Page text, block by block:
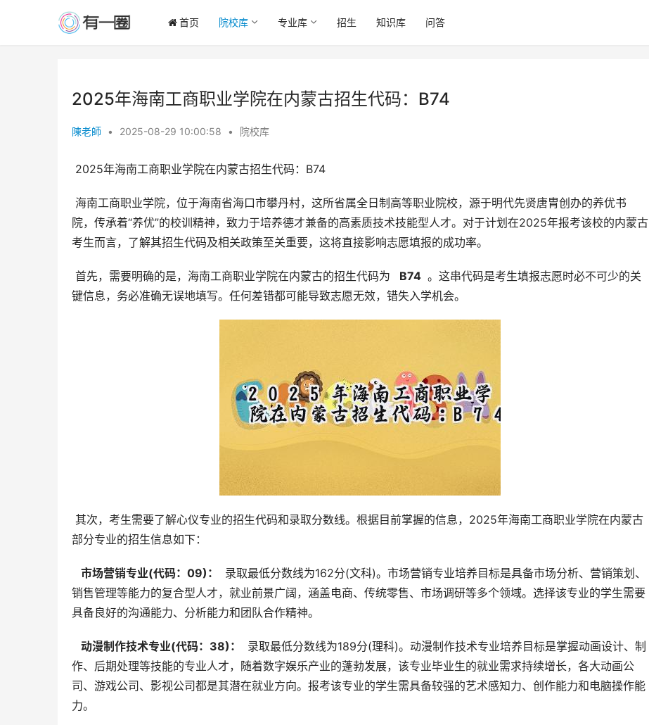
首页 院校库 专业库 招生 知识库 问答
2025年海南工商职业学院在内蒙古招生代码：B74
陳老師 • 2025-08-29 10:00:58 • 院校库
2025年海南工商职业学院在内蒙古招生代码：B74
院，传承着“养优”的校训精神，致力于培养德才兼备的高素质技术技能型人才。对于计划在2025年报考该校的内蒙古
考生而言，了解其招生代码及相关政策至关重要，这将直接影响志愿填报的成功率。
首先，需要明确的是，海南工商职业学院在内蒙古的招生代码为
  B74
。这串代码是考生填报志愿时必不可少的关
键信息，务必准确无误地填写。任何差错都可能导致志愿无效，错失入学机会。
部分专业的招生信息如下：
  市场营销专业(代码：09)：
录取最低分数线为162分(文科)。市场营销专业培养目标是具备市场分析、营销策划、
销售管理等能力的复合型人才，就业前景广阔，涵盖电商、传统零售、市场调研等多个领域。选择该专业的学生需要
具备良好的沟通能力、分析能力和团队合作精神。
  动漫制作技术专业(代码：38)：
录取最低分数线为189分(理科)。动漫制作技术专业培养目标是掌握动画设计、制
作、后期处理等技能的专业人才，随着数字娱乐产业的蓬勃发展，该专业毕业生的就业需求持续增长，各大动画公
司、游戏公司、影视公司都是其潜在就业方向。报考该专业的学生需具备较强的艺术感知力、创作能力和电脑操作能
力。